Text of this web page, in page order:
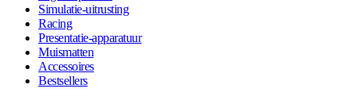
Simulatie-uitrusting
Racing
Presentatie-apparatuur
Muismatten
Accessoires
Bestsellers